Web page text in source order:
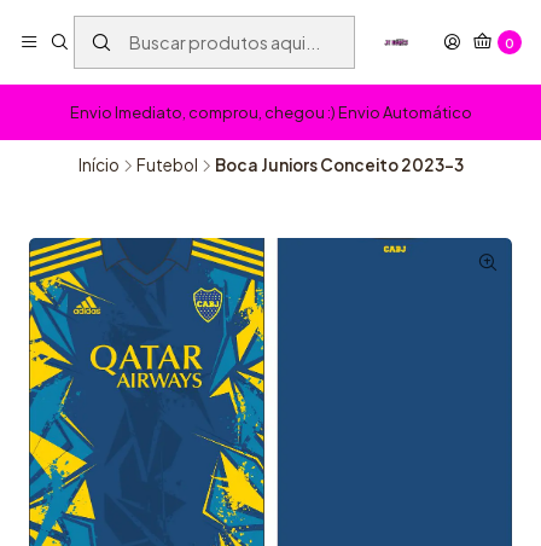
0
Envio Imediato, comprou, chegou :) Envio Automático
Início Futebol Boca Juniors Conceito 2023-3